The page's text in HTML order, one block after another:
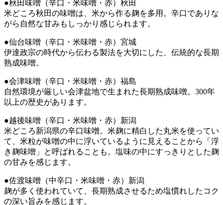
●秋田味噌（辛口・米味噌・赤）秋田
米どころ秋田の味噌は、米から作る麹を多用。辛口でありな
がら自然な甘みもしっかり感じられます。
●仙台味噌（辛口・米味噌・赤）宮城
伊達政宗の時代から伝わる製法を大切にした、伝統的な長期
熟成味噌。
●会津味噌（辛口・米味噌・赤）福島
自然環境が厳しい会津盆地で生まれた長期熟成味噌。300年
以上の歴史があります。
●越後味噌（辛口・米味噌・赤）新潟
米どころ新潟県の辛口味噌。米麹に精白した丸米を使ってい
て、米粒が味噌の中に浮いているように見えることから「浮
き麹味噌」と呼ばれることも。塩味の中にすっきりとした麹
の甘みを感じます。
●佐渡味噌（中辛口・米味噌・赤）新潟
麹が多く使われていて、長期熟成させるため塩慣れしたコク
の深い旨みを感じます。